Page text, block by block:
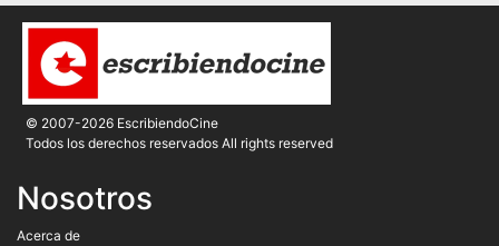
© 2007-2026 EscribiendoCine
Todos los derechos reservados All rights reserved
Nosotros
Acerca de